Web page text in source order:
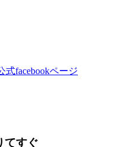
facebookページ
てすぐ